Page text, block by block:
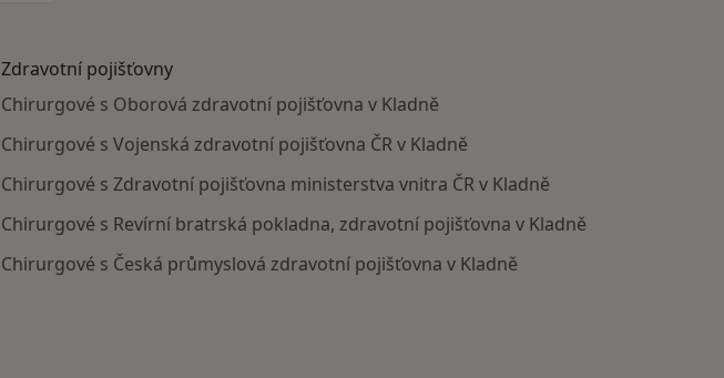
Zdravotní pojišťovny
Chirurgové s Oborová zdravotní pojišťovna v Kladně
Chirurgové s Vojenská zdravotní pojišťovna ČR v Kladně
Chirurgové s Zdravotní pojišťovna ministerstva vnitra ČR v Kladně
Chirurgové s Revírní bratrská pokladna, zdravotní pojišťovna v Kladně
Chirurgové s Česká průmyslová zdravotní pojišťovna v Kladně